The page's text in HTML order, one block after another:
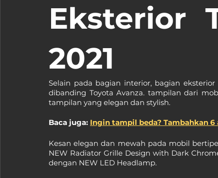
Eksterior
2021
Selain pada bagian interior, bagian
dibanding Toyota Avanza. tampilan dari
tampilan yang elegan dan stylish.
Baca juga: Ingin tampil beda? Tambahkan
Kesan elegan dan mewah pada mobil
NEW Radiator Grille Design with Dark
dengan NEW LED Headlamp.